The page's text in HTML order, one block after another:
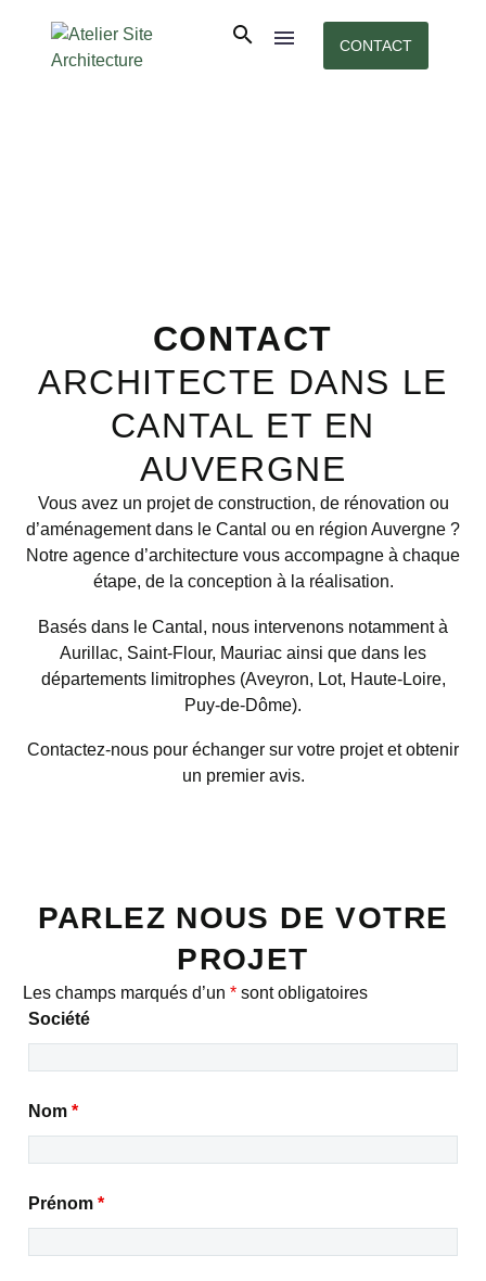
CONTACT
CONTACT
ARCHITECTE DANS LE
CANTAL ET EN
AUVERGNE
Vous avez un projet de construction, de rénovation ou
d’aménagement dans le Cantal ou en région Auvergne ?
Notre agence d’architecture vous accompagne à chaque
étape, de la conception à la réalisation.
Basés dans le Cantal, nous intervenons notamment à
Aurillac, Saint-Flour, Mauriac ainsi que dans les
départements limitrophes (Aveyron, Lot, Haute-Loire,
Puy-de-Dôme).
Contactez-nous pour échanger sur votre projet et obtenir
un premier avis.
PARLEZ NOUS DE VOTRE
PROJET
Les champs marqués d’un * sont obligatoires
Société
Nom *
Prénom *